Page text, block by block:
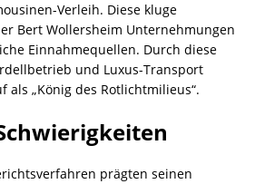
Verleih. Diese kluge
Bert Wollersheim Unternehmungen
Einnahmequellen. Durch diese
und Luxus-Transport
als „König des Rotlichtmilieus“.
prägten seinen